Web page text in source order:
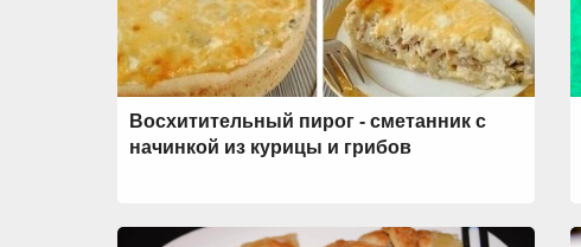
Восхитительный пирог - сметанник с
начинкой из курицы и грибов